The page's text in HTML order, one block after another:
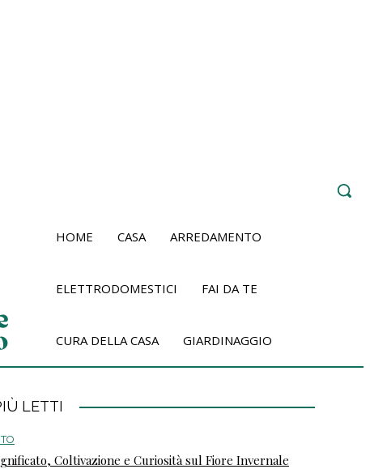
HOME CASA ARREDAMENTO
ELETTRODOMESTICI FAI DA TE
CURA DELLA CASA GIARDINAGGIO
LETTI
Coltivazione e Curiosità sul Fiore Invernale